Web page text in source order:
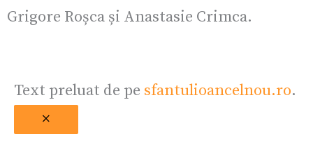
Grigore Roșca și Anastasie Crimca.
Text preluat de pe sfantulioancelnou.ro.
×